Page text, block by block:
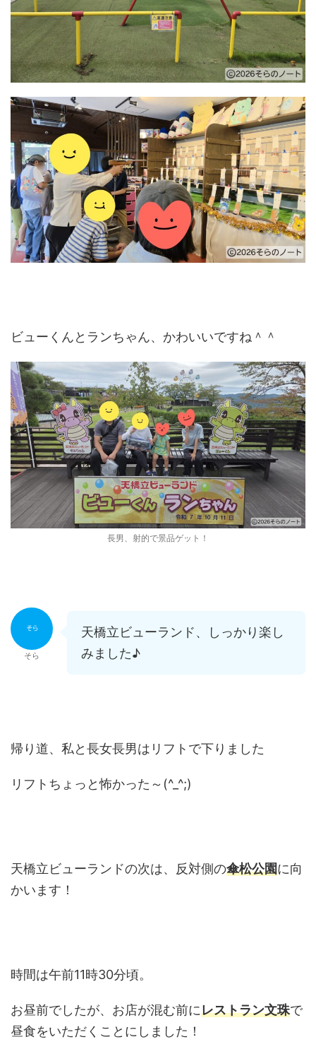
ビューくんとランちゃん、かわいいですね＾＾
長男、射的で景品ゲット！
そら
天橋立ビューランド、しっかり楽し
みました♪
帰り道、私と長女長男はリフトで下りました
リフトちょっと怖かった～(^_^;)
天橋立ビューランドの次は、反対側の傘松公園に向
かいます！
時間は午前11時30分頃。
お昼前でしたが、お店が混む前にレストラン文珠で
昼食をいただくことにしました！